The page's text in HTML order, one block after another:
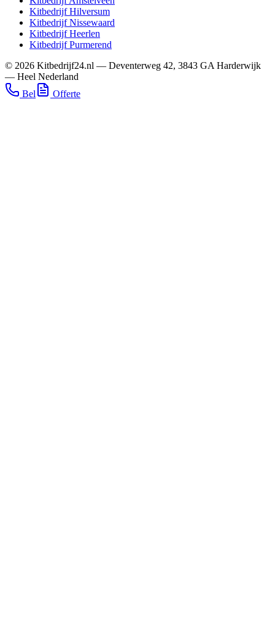
KitbedrijfHilversum
KitbedrijfNissewaard
KitbedrijfHeerlen
KitbedrijfPurmerend
© 2026 Kitbedrijf24.nl — Deventerweg 42, 3843 GA Harderwijk
— Heel Nederland
Bel
Offerte